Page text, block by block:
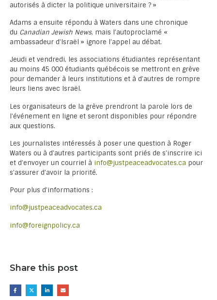
autorisés à dicter la politique universitaire ? »
Adams a ensuite répondu à Waters dans une chronique
du Canadian Jewish News, mais l’autoproclamé «
ambassadeur d’Israël » ignore l’appel au débat.
Jeudi et vendredi, les associations étudiantes représentant
au moins 45 000 étudiants québécois se mettront en grève
pour demander à leurs institutions et à d’autres de rompre
leurs liens avec Israël.
Les organisateurs de la grève prendront la parole lors de
l’événement en ligne et seront disponibles pour répondre
aux questions.
Les journalistes intéressés à poser une question à Roger
Waters ou à d’autres participants sont priés de s’inscrire ici
et d’envoyer un courriel à info@justpeaceadvocates.ca pour
s’assurer d’avoir la priorité.
Pour plus d’informations :
info@justpeaceadvocates.ca
info@foreignpolicy.ca
Share this post